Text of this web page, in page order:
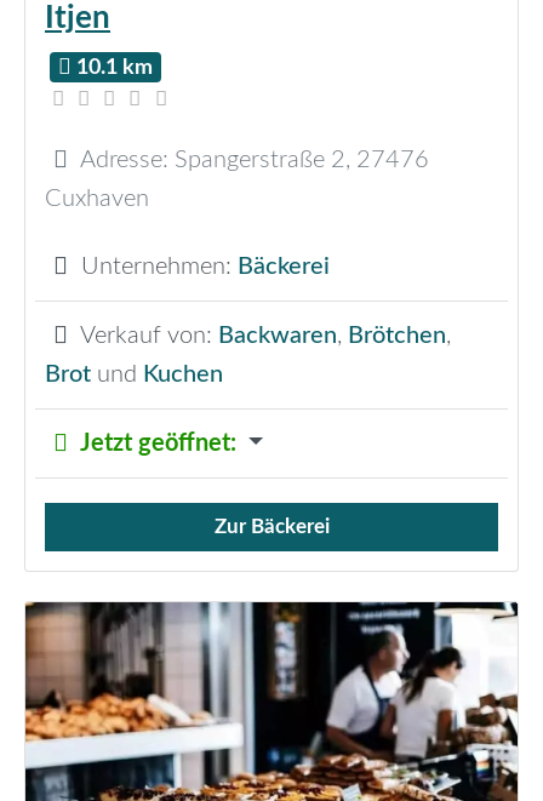
Itjen
10.1 km
Adresse: Spangerstraße 2, 27476
Cuxhaven
Unternehmen: Bäckerei
Verkauf von: Backwaren, Brötchen,
Brot und Kuchen
Jetzt geöffnet:
Verkauf von Brötchen,
Zur Bäckerei